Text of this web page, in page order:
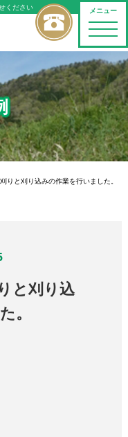
メニュー
toggle
ください
りと刈り込みの作業を行いました。
と刈り込
。